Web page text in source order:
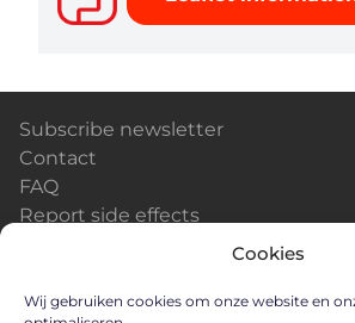
Cookies
Wij gebruiken cookies om onze website en
Subscribe newsletter
Contact
FAQ
Report side effects
Careers